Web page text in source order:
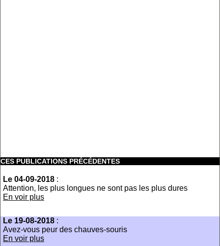
CES PUBLICATIONS PRÉCÉDENTES
Le 04-09-2018 :
Attention, les plus longues ne sont pas les plus dures
En voir plus
Le 19-08-2018 :
Avez-vous peur des chauves-souris
En voir plus